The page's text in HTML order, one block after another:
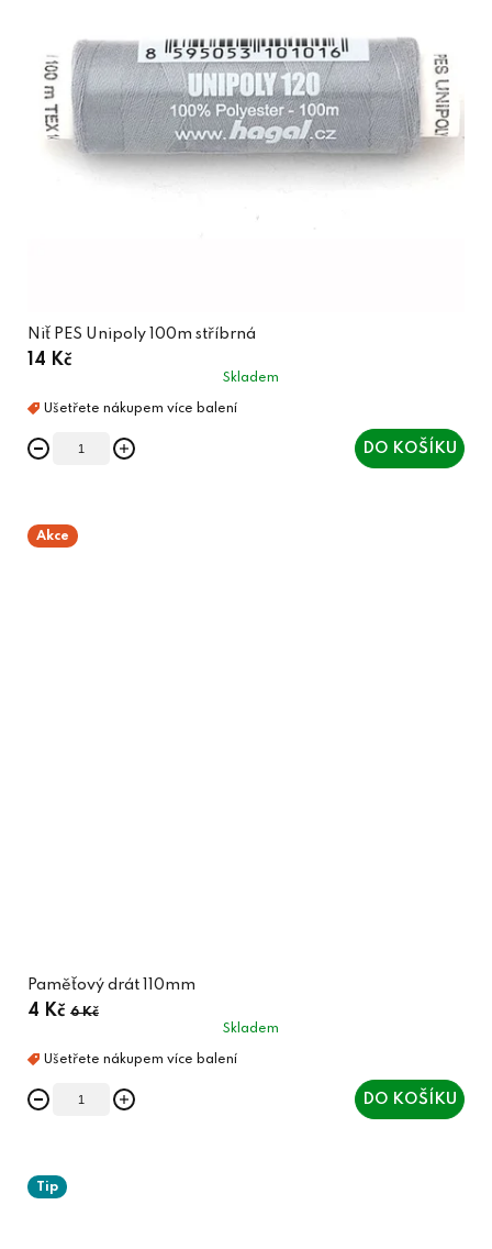
Niť PES Unipoly 100m stříbrná
14 Kč
Skladem
DO KOŠÍKU
Akce
Paměťový drát 110mm
4 Kč 6 Kč
Skladem
DO KOŠÍKU
Tip